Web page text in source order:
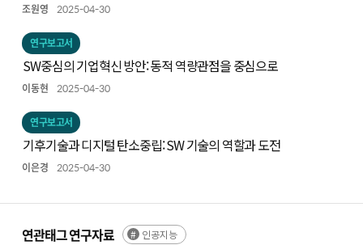
조원영 2025-04-30
연구보고서
SW중심의 기업혁신 방안: 동적 역량관점을 중심으로
이동현 2025-04-30
연구보고서
기후기술과 디지털 탄소중립: SW 기술의 역할과 도전
이은경 2025-04-30
연관태그 연구자료 인공지능